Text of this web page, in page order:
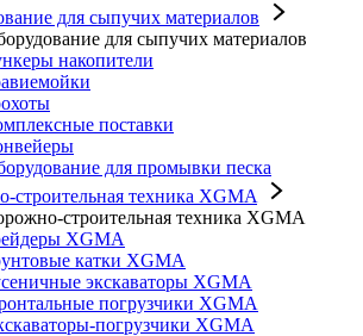
для сыпучих материалов
для сыпучих материалов
накопители
поставки
для промывки песка
строительная техника XGMA
строительная техника XGMA
XGMA
катки XGMA
экскаваторы XGMA
погрузчики XGMA
погрузчики XGMA